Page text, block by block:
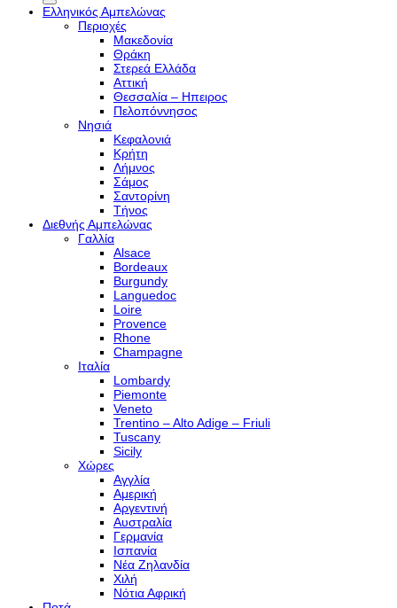
Ελληνικός Αμπελώνας
Περιοχές
Μακεδονία
Θράκη
Στερεά Ελλάδα
Αττική
Θεσσαλία – Hπειρος
Πελοπόννησος
Νησιά
Κεφαλονιά
Κρήτη
Λήμνος
Σάμος
Σαντορίνη
Τήνος
Διεθνής Αμπελώνας
Γαλλία
Alsace
Bordeaux
Burgundy
Languedoc
Loire
Provence
Rhone
Champagne
Ιταλία
Lombardy
Piemonte
Veneto
Trentino – Alto Adige – Friuli
Tuscany
Sicily
Χώρες
Αγγλία
Αμερική
Αργεντινή
Αυστραλία
Γερμανία
Ισπανία
Νέα Ζηλανδία
Χιλή
Νότια Αφρική